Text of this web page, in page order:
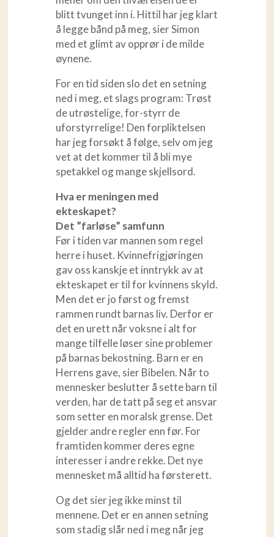
blitt tvunget inn i. Hittil har jeg klart
å legge bånd på meg, sier Simon
med et glimt av opprør i de milde
øynene.
For en tid siden slo det en setning
ned i meg, et slags program: Trøst
de utrøstelige, for-styrr de
uforstyrrelige! Den forpliktelsen
har jeg forsøkt å følge, selv om jeg
vet at det kommer til å bli mye
spetakkel og mange skjellsord.
Hva er meningen med
ekteskapet?
Det ”farløse” samfunn
Før i tiden var mannen som regel
herre i huset. Kvinnefrigjøringen
gav oss kanskje et inntrykk av at
ekteskapet er til for kvinnens skyld.
Men det er jo først og fremst
rammen rundt barnas liv. Derfor er
det en urett når voksne i alt for
mange tilfelle løser sine problemer
på barnas bekostning. Barn er en
Herrens gave, sier Bibelen. Når to
mennesker beslutter å sette barn til
verden, har de tatt på seg et ansvar
som setter en moralsk grense. Det
gjelder andre regler enn før. For
framtiden kommer deres egne
interesser i andre rekke. Det nye
mennesket må alltid ha førsterett.
Og det sier jeg ikke minst til
mennene. Det er en annen setning
som stadig slår ned i meg når jeg